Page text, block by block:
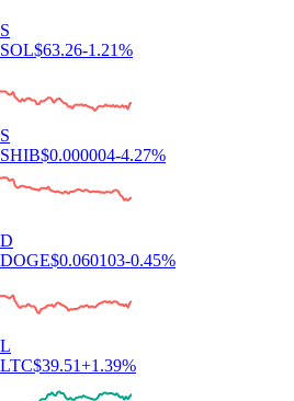
S
SOL$63.26-1.21%
S
SHIB$0.000004-4.27%
D
DOGE$0.060103-0.45%
L
LTC$39.51+1.39%